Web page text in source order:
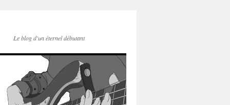
Le blog d'un éternel débutant